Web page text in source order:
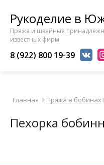
Рукоделие в
Пряжа и швейные
известных фирм
8 (922) 800 19-39
Главная Пряжа в бобинах
Пехорка